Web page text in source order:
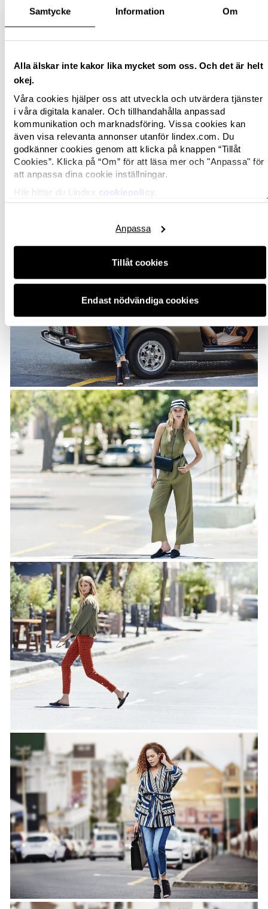
Samtycke Information Om
Alla älskar inte kakor lika mycket som oss. Och det är helt
okej.
Våra cookies hjälper oss att utveckla och utvärdera tjänster
i våra digitala kanaler. Och tillhandahålla anpassad
kommunikation och marknadsföring. Vissa cookies kan
även visa relevanta annonser utanför lindex.com. Du
godkänner cookies genom att klicka på knappen “Tillåt
Cookies”. Klicka på “Om” för att läsa mer och "Anpassa" för
att anpassa dina cookie inställningar.
Här hittar du Lindex cookiepolicy.
Tillåt cookies
Anpassa
Endast nödvändiga cookies